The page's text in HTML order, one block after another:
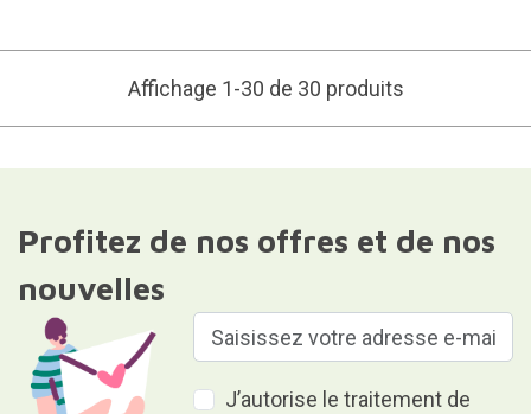
Affichage 1-30 de 30 produits
Profitez de nos offres et de nos
nouvelles
J’autorise le traitement de